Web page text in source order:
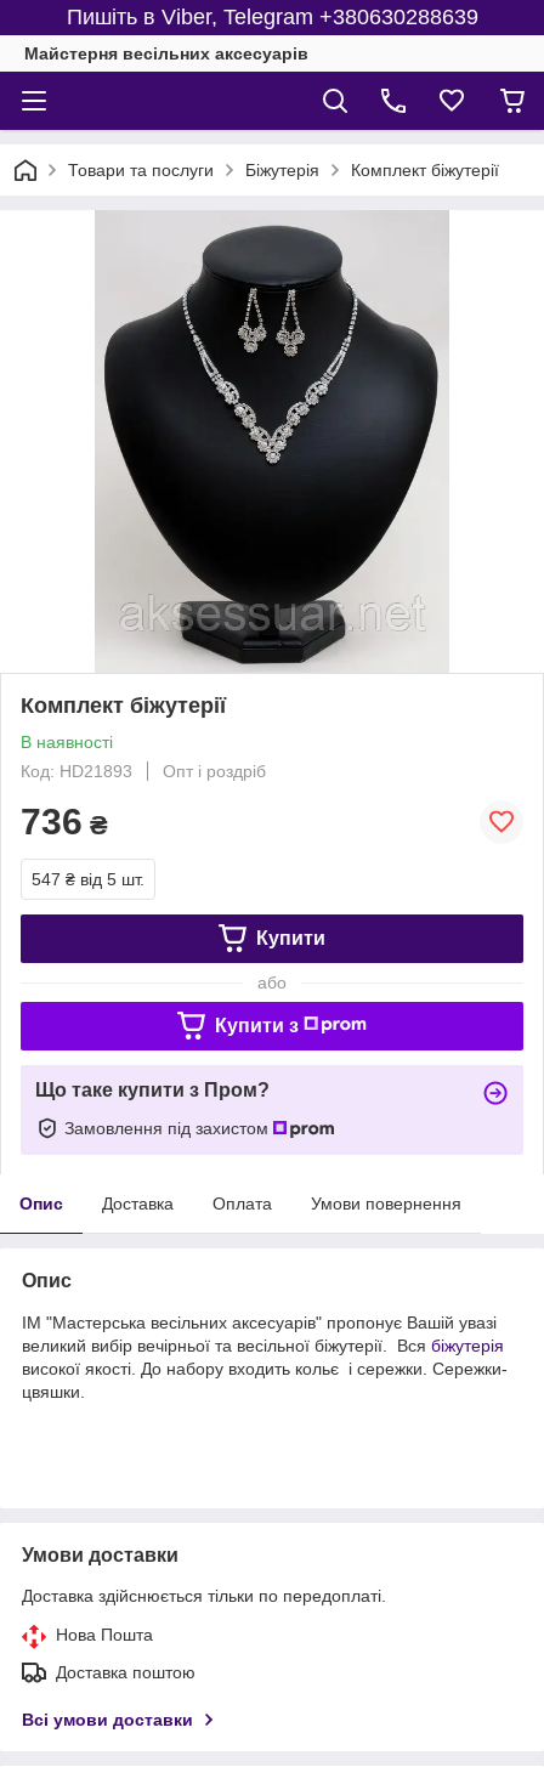
Пишіть в Viber, Telegram +380630288639
Майстерня веcільних аксесуарів
Товари та послуги Біжутерія Комплект біжутерії
Комплект біжутерії
В наявності
Код: HD21893
Опт і роздріб
736 ₴
547 ₴ від 5 шт.
Купити
або
Купити з
Що таке купити з Пром?
Замовлення під захистом
Опис Доставка Оплата Умови повернення
Опис
ІМ "Мастерська весільних аксесуарів" пропонує Вашій увазі
великий вибір вечірньої та весільної біжутерії. Вся біжутерія
високої якості. До набору входить кольє і сережки. Сережки-
цвяшки.
Умови доставки
Доставка здійснюється тільки по передоплаті.
Нова Пошта
Доставка поштою
Всі умови доставки